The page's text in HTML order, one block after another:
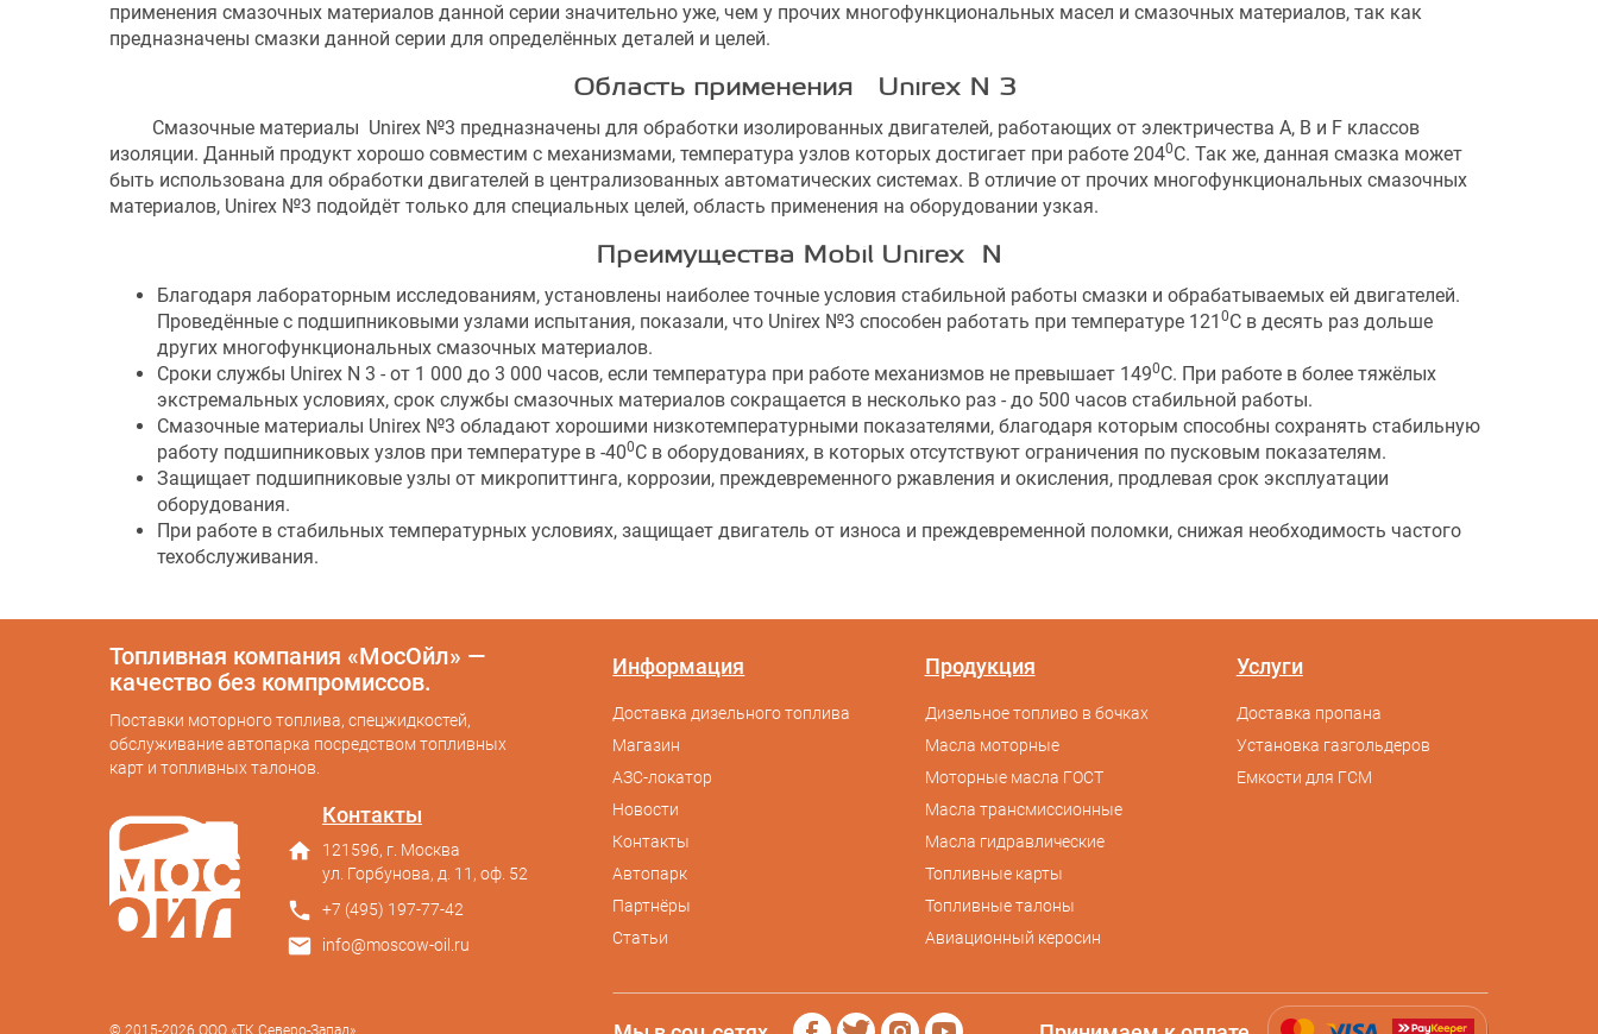
применения смазочных материалов данной серии значительно уже, чем у прочих многофункциональных масел и смазочных материалов, так как
предназначены смазки данной серии для определённых деталей и целей.
Область применения Unirex N 3
Смазочные материалы Unirex №3 предназначены для обработки изолированных двигателей, работающих от электричества А, В и F классов
изоляции. Данный продукт хорошо совместим с механизмами, температура узлов которых достигает при работе 2040С. Так же, данная смазка может
быть использована для обработки двигателей в централизованных автоматических системах. В отличие от прочих многофункциональных смазочных
материалов, Unirex №3 подойдёт только для специальных целей, область применения на оборудовании узкая.
Преимущества Mobil Unirex N
Благодаря лабораторным исследованиям, установлены наиболее точные условия стабильной работы смазки и обрабатываемых ей двигателей.
Проведённые с подшипниковыми узлами испытания, показали, что Unirex №3 способен работать при температуре 121 0С в десять раз дольше
других многофункциональных смазочных материалов.
Сроки службы Unirex N 3 - от 1 000 до 3 000 часов, если температура при работе механизмов не превышает 1490С. При работе в более тяжёлых
экстремальных условиях, срок службы смазочных материалов сокращается в несколько раз - до 500 часов стабильной работы.
Смазочные материалы Unirex №3 обладают хорошими низкотемпературными показателями, благодаря которым способны сохранять стабильную
работу подшипниковых узлов при температуре в -400С в оборудованиях, в которых отсутствуют ограничения по пусковым показателям.
Защищает подшипниковые узлы от микропиттинга, коррозии, преждевременного ржавления и окисления, продлевая срок эксплуатации
оборудования.
При работе в стабильных температурных условиях, защищает двигатель от износа и преждевременной поломки, снижая необходимость частого
техобслуживания.
Информация
Доставка дизельного топлива
Магазин
АЗС-локатор
Новости
Контакты
Автопарк
Партнёры
Статьи
Продукция
Дизельное топливо в бочках
Масла моторные
Моторные масла ГОСТ
Масла трансмиссионные
Масла гидравлические
Топливные карты
Топливные талоны
Авиационный керосин
Услуги
Доставка пропана
Установка газгольдеров
Емкости для ГСМ
Топливная компания «МосОйл» —
качество без компромиссов.
Поставки моторного топлива, спецжидкостей,
обслуживание автопарка посредством топливных
карт и топливных талонов.
Контакты
home
121596, г. Москва
ул. Горбунова, д. 11, оф. 52
phone +7 (495) 197-77-42
mail info@moscow-oil.ru
© 2015-2026 ООО «ТК Северо-Запад»